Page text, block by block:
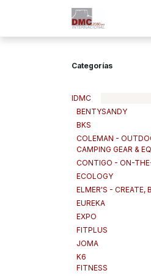
Categorías
IDMC
BENTYSANDY
BKS
COLEMAN -
CAMPING GEAR &
CONTIGO - ON-
ECOLOGY
ELMER'S - CREATE,
EUREKA
EXPO
FITPLUS
JOMA
K6
FITNESS